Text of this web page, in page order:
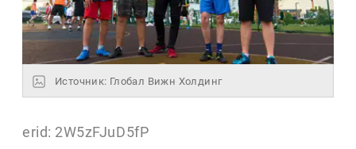
Источник: Глобал Вижн Холдинг
erid: 2W5zFJuD5fP